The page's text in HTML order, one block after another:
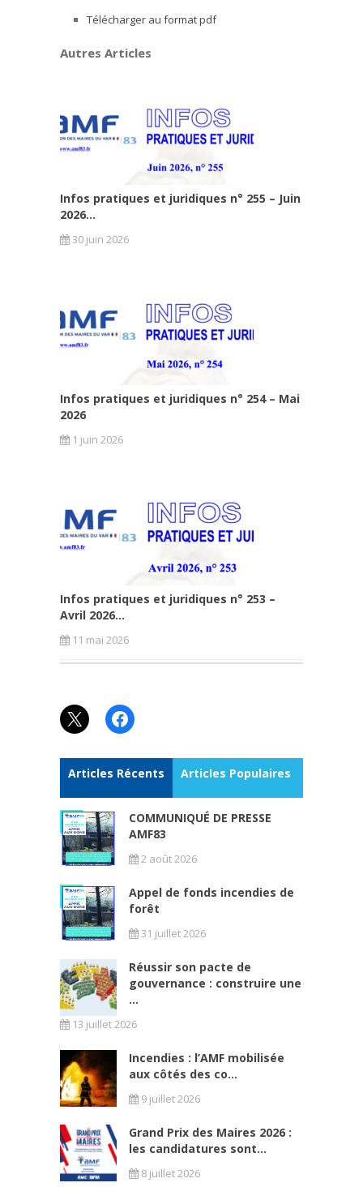
Télécharger au format pdf
Autres Articles
Infos pratiques et juridiques n° 255 – Juin
2026...
30 juin 2026
Infos pratiques et juridiques n° 254 – Mai
2026
1 juin 2026
Infos pratiques et juridiques n° 253 –
Avril 2026...
11 mai 2026
X Facebook
Articles Récents Articles Populaires
COMMUNIQUÉ DE PRESSE
AMF83
2 août 2026
Appel de fonds incendies de
forêt
31 juillet 2026
Réussir son pacte de
gouvernance : construire une
...
13 juillet 2026
Incendies : l’AMF mobilisée
aux côtés des co...
9 juillet 2026
Grand Prix des Maires 2026 :
les candidatures sont...
8 juillet 2026